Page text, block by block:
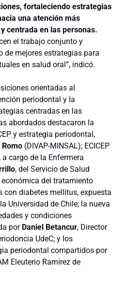
fortaleciendo estrategias
una atención más
centrada en las personas.
el trabajo conjunto y
de mejores estrategias para
en salud oral”, indicó.
orientadas al
periodontal y la
centradas en las
abordados destacaron la
y estrategia periodontal,
(DIVAP-MINSAL); ECICEP
cargo de la Enfermera
, del Servicio de Salud
del tratamiento
con diabetes mellitus, expuesta
Universidad de Chile; la nueva
y condiciones
por Daniel Betancur, Director
UdeC; y los
periodontal compartidos por
Eleuterio Ramírez de